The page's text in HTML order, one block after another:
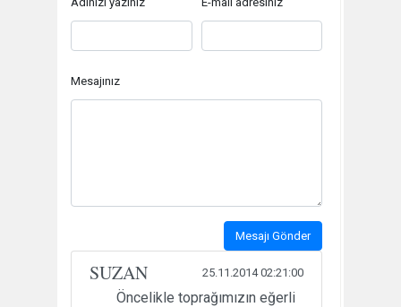
Mesajınız
Mesajı Gönder
SUZAN 25.11.2014 02:21:00
Öncelikle toprağımızın eğerli